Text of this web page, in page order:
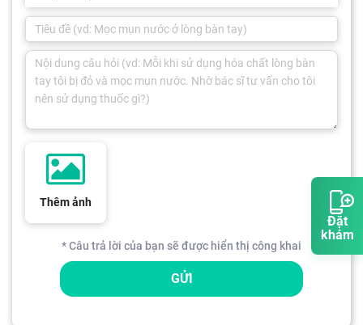
Đặt
khám
Thêm ảnh
* Câu trả lời của bạn sẽ được hiển thị công khai
GỬI